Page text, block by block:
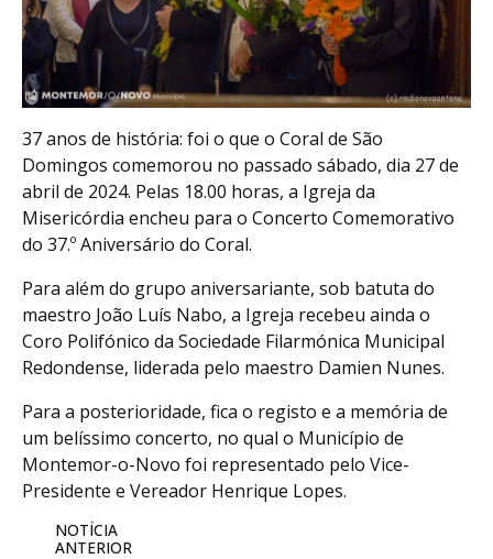
37 anos de história: foi o que o Coral de São
Domingos comemorou no passado sábado, dia 27 de
abril de 2024. Pelas 18.00 horas, a Igreja da
Misericórdia encheu para o Concerto Comemorativo
do 37.º Aniversário do Coral.
Para além do grupo aniversariante, sob batuta do
maestro João Luís Nabo, a Igreja recebeu ainda o
Coro Polifónico da Sociedade Filarmónica Municipal
Redondense, liderada pelo maestro Damien Nunes.
Para a posterioridade, fica o registo e a memória de
um belíssimo concerto, no qual o Município de
Montemor-o-Novo foi representado pelo Vice-
Presidente e Vereador Henrique Lopes.
NOTÍCIA
ANTERIOR